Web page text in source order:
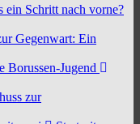
ein Schritt nach vorne?
Gegenwart: Ein
Borussen-Jugend
zur